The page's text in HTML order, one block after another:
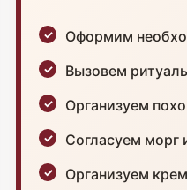
Оформим
Вызовем
Организуем
Согласуем морг
Организуем